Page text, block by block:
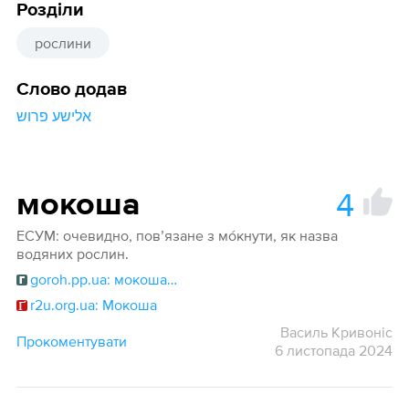
Розділи
рослини
Слово додав
אלישע פרוש
мокоша 4
ЕСУМ: очевидно, пов’язане з мо́кнути, як назва
водяних рослин.
goroh.pp.ua: мокоша#12391
r2u.org.ua: Мокоша
Прокоментувати
Василь Кривоніс
6 листопада 2024